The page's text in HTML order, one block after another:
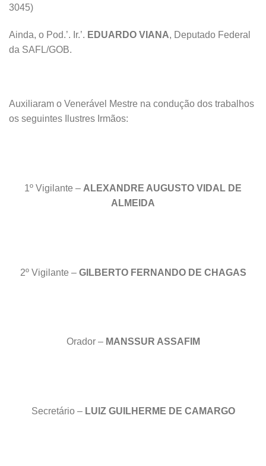
3045)
Ainda, o Pod.’. Ir.’. EDUARDO VIANA, Deputado Federal
da SAFL/GOB.
Auxiliaram o Venerável Mestre na condução dos trabalhos
os seguintes Ilustres Irmãos:
1º Vigilante – ALEXANDRE AUGUSTO VIDAL DE
ALMEIDA
2º Vigilante – GILBERTO FERNANDO DE CHAGAS
Orador – MANSSUR ASSAFIM
Secretário – LUIZ GUILHERME DE CAMARGO